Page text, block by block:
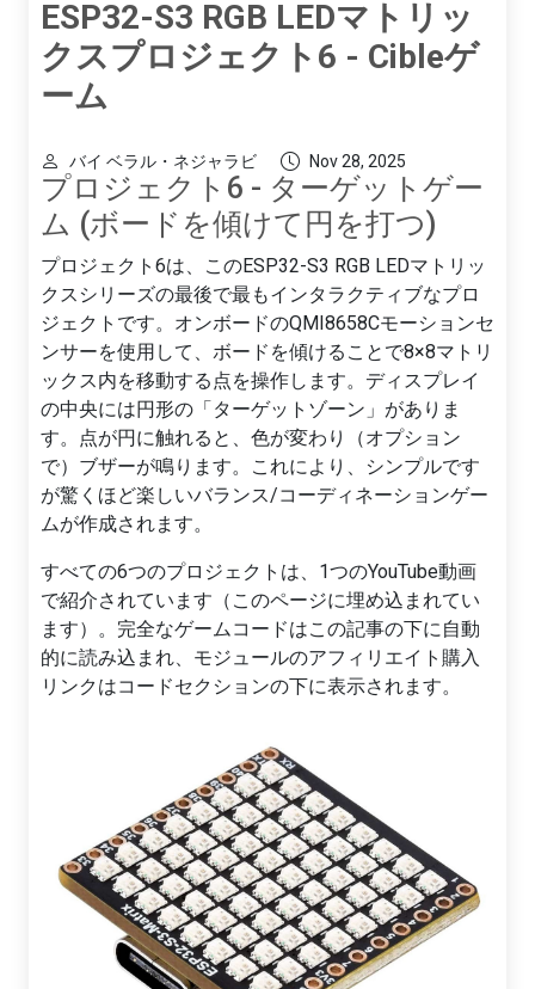
ESP32-S3 RGB LEDマトリッ
クスプロジェクト6 - Cibleゲ
ーム
バイ ベラル・ネジャラビ Nov 28, 2025
プロジェクト6 - ターゲットゲー
ム (ボードを傾けて円を打つ)
プロジェクト6は、このESP32-S3 RGB LEDマトリッ
クスシリーズの最後で最もインタラクティブなプロ
ジェクトです。オンボードのQMI8658Cモーションセ
ンサーを使用して、ボードを傾けることで8×8マトリ
ックス内を移動する点を操作します。ディスプレイ
の中央には円形の「ターゲットゾーン」がありま
す。点が円に触れると、色が変わり（オプション
で）ブザーが鳴ります。これにより、シンプルです
が驚くほど楽しいバランス/コーディネーションゲー
ムが作成されます。
すべての6つのプロジェクトは、1つのYouTube動画
で紹介されています（このページに埋め込まれてい
ます）。完全なゲームコードはこの記事の下に自動
的に読み込まれ、モジュールのアフィリエイト購入
リンクはコードセクションの下に表示されます。